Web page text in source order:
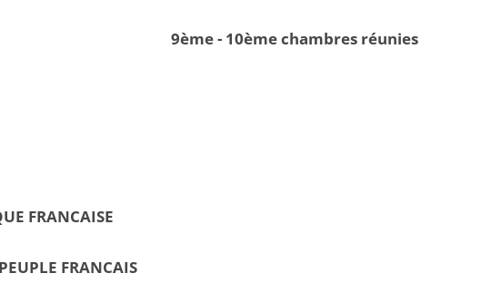
9ème - 10ème chambres réunies
FRANCAISE
FRANCAIS